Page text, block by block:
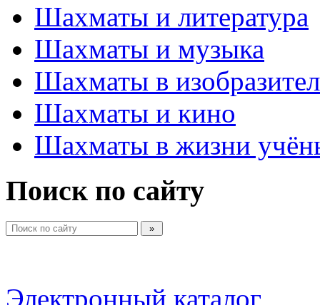
Шахматы и литература
Шахматы и музыка
Шахматы в
Шахматы и кино
Шахматы в жизни
Поиск по сайту
Электронный каталог